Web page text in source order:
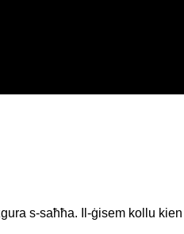
s-saħħa. Il-ġisem kollu